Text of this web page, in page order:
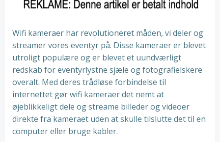
Wifi kameraer har revolutioneret måden, vi deler og
streamer vores eventyr på. Disse kameraer er blevet
utroligt populære og er blevet et uundværligt
redskab for eventyrlystne sjæle og fotografielskere
overalt. Med deres trådløse forbindelse til
internettet gør wifi kameraer det nemt at
øjeblikkeligt dele og streame billeder og videoer
direkte fra kameraet uden at skulle tilslutte det til en
computer eller bruge kabler.